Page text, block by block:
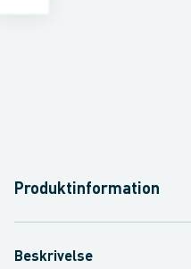
Produktinformation
Beskrivelse